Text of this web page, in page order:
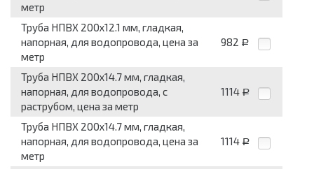
метр
Труба НПВХ 200x12.1 мм, гладкая,
напорная, для водопровода, цена за
метр
982 Р
Труба НПВХ 200x14.7 мм, гладкая,
напорная, для водопровода, с
раструбом, цена за метр
1114 Р
Труба НПВХ 200x14.7 мм, гладкая,
напорная, для водопровода, цена за
метр
1114 Р